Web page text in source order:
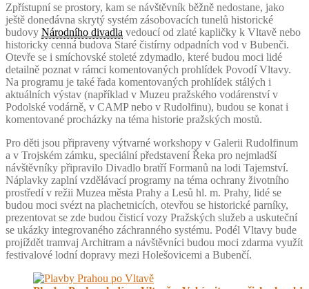
Zpřístupní se prostory, kam se návštěvník běžně nedostane, jako
ještě donedávna skrytý systém zásobovacích tunelů historické
budovy Národního divadla vedoucí od zlaté kapličky k Vltavě nebo
historicky cenná budova Staré čistírny odpadních vod v Bubenči.
Otevře se i smíchovské stoleté zdymadlo, které budou moci lidé
detailně poznat v rámci komentovaných prohlídek Povodí Vltavy.
Na programu je také řada komentovaných prohlídek stálých i
aktuálních výstav (například v Muzeu pražského vodárenství v
Podolské vodárně, v CAMP nebo v Rudolfinu), budou se konat i
komentované procházky na téma historie pražských mostů.
Pro děti jsou připraveny výtvarné workshopy v Galerii Rudolfinum
a v Trojském zámku, speciální představení Řeka pro nejmladší
návštěvníky připravilo Divadlo bratří Formanů na lodi Tajemství.
Náplavky zaplní vzdělávací programy na téma ochrany životního
prostředí v režii Muzea města Prahy a Lesů hl. m. Prahy, lidé se
budou moci svézt na plachetnicích, otevřou se historické parníky,
prezentovat se zde budou čisticí vozy Pražských služeb a uskuteční
se ukázky integrovaného záchranného systému. Podél Vltavy bude
projíždět tramvaj Architram a návštěvníci budou moci zdarma využít
festivalové lodní dopravy mezi Holešovicemi a Bubenčí.